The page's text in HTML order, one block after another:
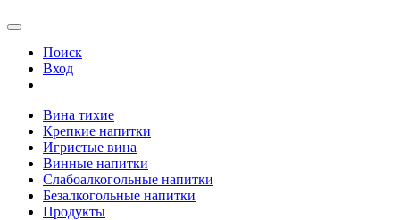
Поиск
Вход
Вина тихие
Крепкие напитки
Игристые вина
Винные напитки
Слабоалкогольные напитки
Безалкогольные напитки
Продукты